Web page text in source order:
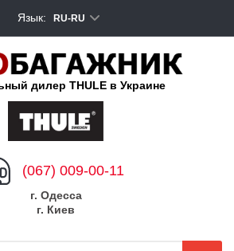
Язык: RU-RU
дилер THULE в Украине
(067) 009-00-11
г. Одесса
г. Киев